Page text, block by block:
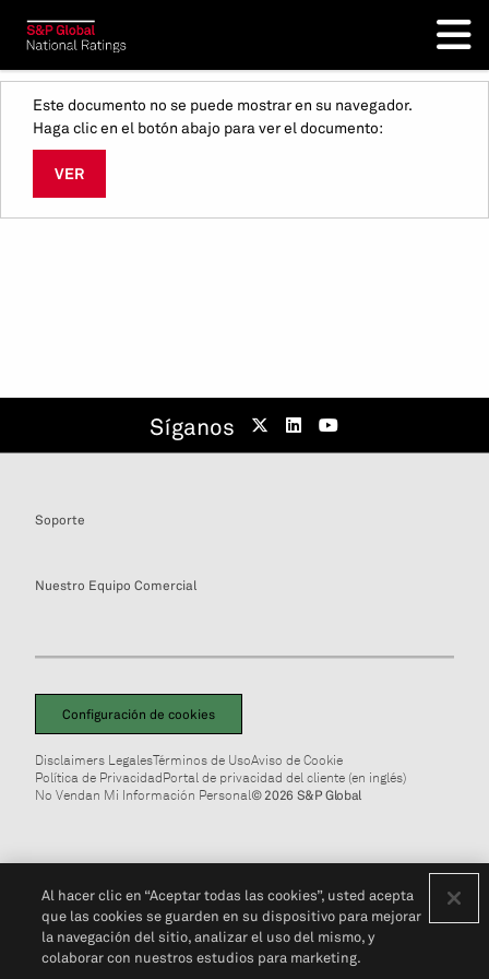
Este documento no se puede mostrar en su navegador.
Haga clic en el botón abajo para ver el documento:
VER
Síganos
Soporte
Nuestro Equipo Comercial
Configuración de cookies
Disclaimers LegalesTérminos de UsoAviso de Cookie
Política de PrivacidadPortal de privacidad del cliente (en inglés)
No Vendan Mi Información Personal© 2026 S&P Global
Al hacer clic en “Aceptar todas las cookies”, usted acepta
que las cookies se guarden en su dispositivo para mejorar
la navegación del sitio, analizar el uso del mismo, y
colaborar con nuestros estudios para marketing.